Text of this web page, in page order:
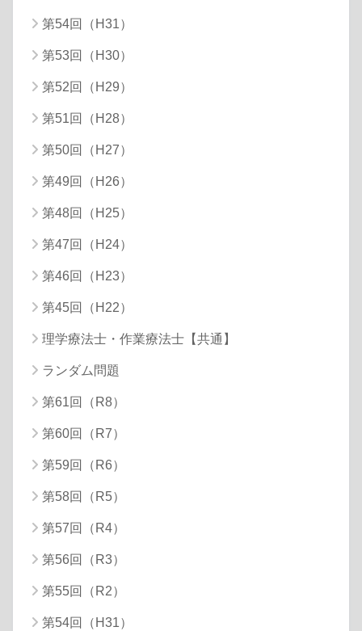
第54回（H31）
第53回（H30）
第52回（H29）
第51回（H28）
第50回（H27）
第49回（H26）
第48回（H25）
第47回（H24）
第46回（H23）
第45回（H22）
理学療法士・作業療法士【共通】
ランダム問題
第61回（R8）
第60回（R7）
第59回（R6）
第58回（R5）
第57回（R4）
第56回（R3）
第55回（R2）
第54回（H31）